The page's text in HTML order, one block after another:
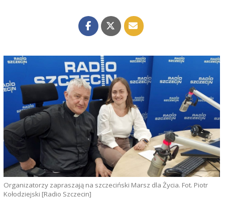
Organizatorzy zapraszają na szczeciński Marsz dla Życia. Fot. Piotr
Kołodziejski [Radio Szczecin]